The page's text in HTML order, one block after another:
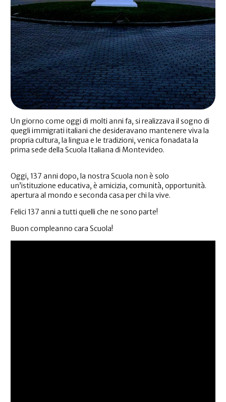
Un giorno come oggi di molti anni fa, si realizzava il sogno di
quegli immigrati italiani che desideravano mantenere viva la
propria cultura, la lingua e le tradizioni, venica fonadata la
prima sede della Scuola Italiana di Montevideo.
Oggi, 137 anni dopo, la nostra Scuola non è solo
un’istituzione educativa, è amicizia, comunità, opportunità.
apertura al mondo e seconda casa per chi la vive.
Felici 137 anni a tutti quelli che ne sono parte!
Buon compleanno cara Scuola!